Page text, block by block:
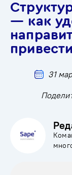
— как
31